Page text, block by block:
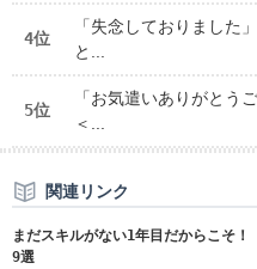
4位
「失念しておりました
と...
5位
「お気遣いありがとう
＜...
関連リンク
まだスキルがない1年目だからこそ
9選